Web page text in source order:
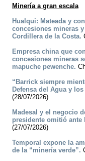
Minería a gran escala
Hualqui: Mateada y
concesiones mineras
Cordillera de la Costa.
Empresa china que
concesiones mineras
mapuche pewenche.
“Barrick siempre
Defensa del Agua y
(28/07/2026)
Madesal y el negocio
presidente omitió ante
(27/07/2026)
Temporal expone la
de la “minería verde”.